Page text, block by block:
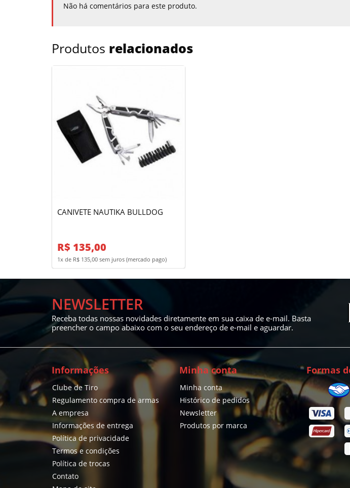
Não há comentários para este produto.
Produtos relacionados
CANIVETE NAUTIKA BULLDOG
R$ 135,00
1x de R$ 135,00 sem juros (mercado pago)
NEWSLETTER
Receba todas nossas novidades diretamente em sua caixa de e-mail. Basta
preencher o campo abaixo com o seu endereço de e-mail e aguardar.
Informações
Clube de Tiro
Regulamento compra de armas
A empresa
Informações de entrega
Política de privacidade
Termos e condições
Política de trocas
Contato
Minha conta
Minha conta
Histórico de pedidos
Newsletter
Produtos por marca
Formas